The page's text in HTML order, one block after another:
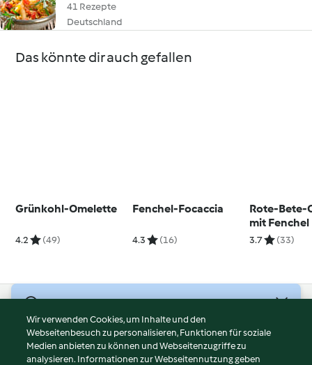
41 Rezepte
Deutschland
Das könnte dir auch gefallen
Grünkohl-Omelette
4.2 (49)
Fenchel-Focaccia
4.3 (16)
Rote-Bete-
mit Fenchel
3.7 (33)
Nutzungsbedingungen
Datenschutzrichtlinien
Wir verwenden Cookies, um Inhalte und den
Webseitenbesuch zu personalisieren, Funktionen für soziale
Medien anbieten zu können und Webseitenzugriffe zu
analysieren. Informationen zur Webseitennutzung geben